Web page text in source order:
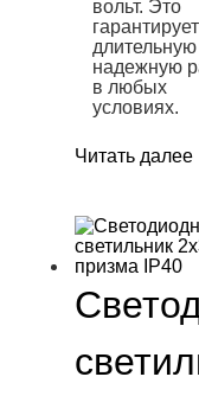
вольт. Это
гарантирует
длительную
надежную
в любых
условиях.
Читать далее